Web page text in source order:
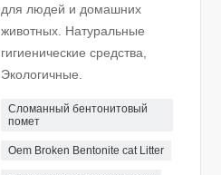
для людей и домашних
животных. Натуральные
гигиенические средства,
Экологичные.
Сломанный бентонитовый
помет
Oem Broken Bentonite cat Litter